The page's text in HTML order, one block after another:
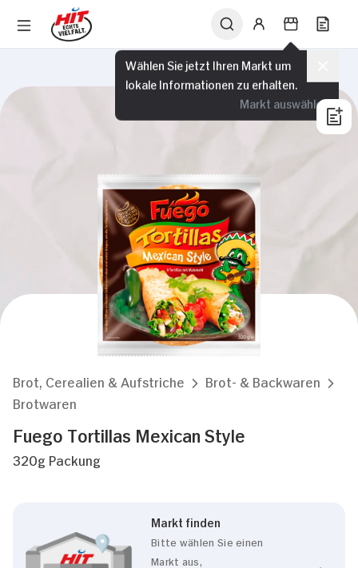
Wählen Sie jetzt Ihren Markt um
lokale Informationen zu erhalten.
Markt auswählen
Brot, Cerealien & Aufstriche
Brot- & Backwaren
Brotwaren
Fuego Tortillas Mexican Style
320g Packung
Markt finden
Bitte wählen Sie einen
Markt aus,